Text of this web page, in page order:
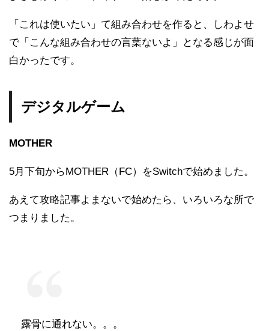
「これは使いたい」て組み合わせを作ると、しわよせ
で「こんな組み合わせの言葉ないよ」となる感じが面
白かったです。
デジタルゲーム
MOTHER
5月下旬からMOTHER（FC）をSwitchで始めました。
あえて攻略記事よまないで始めたら、いろいろな所で
つまりました。
露骨に通れない。。。